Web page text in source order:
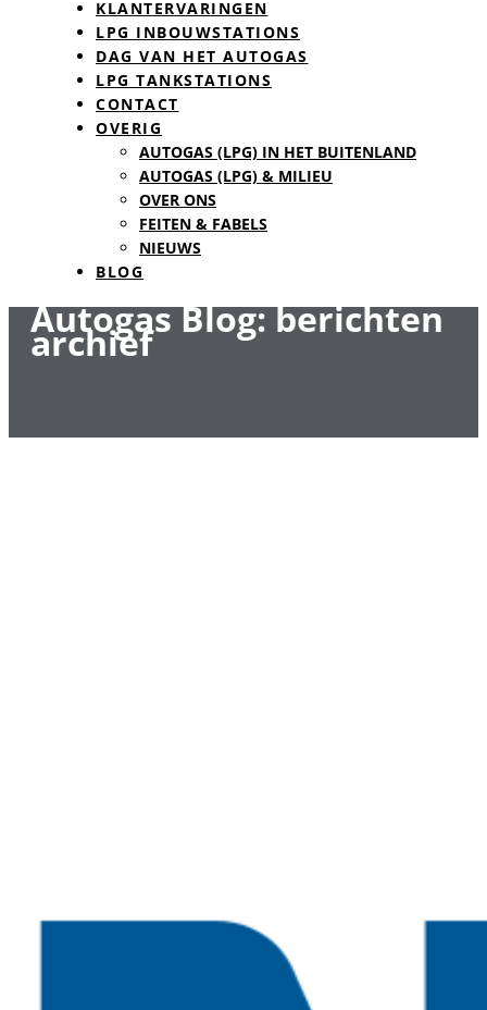
KLANTERVARINGEN
LPG INBOUWSTATIONS
DAG VAN HET AUTOGAS
LPG TANKSTATIONS
CONTACT
OVERIG
AUTOGAS (LPG) IN HET BUITENLAND
AUTOGAS (LPG) & MILIEU
OVER ONS
FEITEN & FABELS
NIEUWS
BLOG
Autogas Blog: berichten
archief